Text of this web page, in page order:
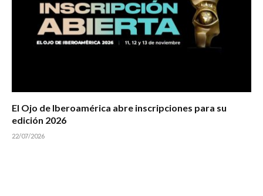
El Ojo de Iberoamérica abre inscripciones para su
edición 2026
22/07/2026